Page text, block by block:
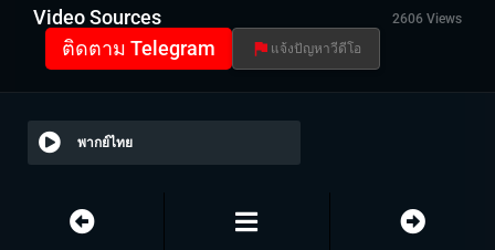
Video Sources 2606 Views
ติดตาม Telegram แจ้งปัญหาวีดีโอ
พากย์ไทย